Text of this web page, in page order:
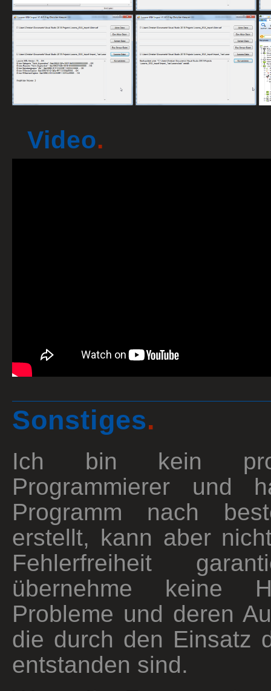
Video.
Sonstiges.
Ich bin kein
Programmierer und
Programm nach
erstellt, kann aber
Fehlerfreiheit
übernehme keine
Probleme und deren
die durch den Einsatz
entstanden sind.